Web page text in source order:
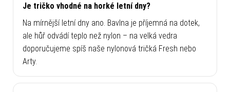
Je tričko vhodné na horké letní dny?
Na mírnější letní dny ano. Bavlna je příjemná na dotek,
ale hůř odvádí teplo než nylon – na velká vedra
doporučujeme spíš naše nylonová tričká Fresh nebo
Arty.